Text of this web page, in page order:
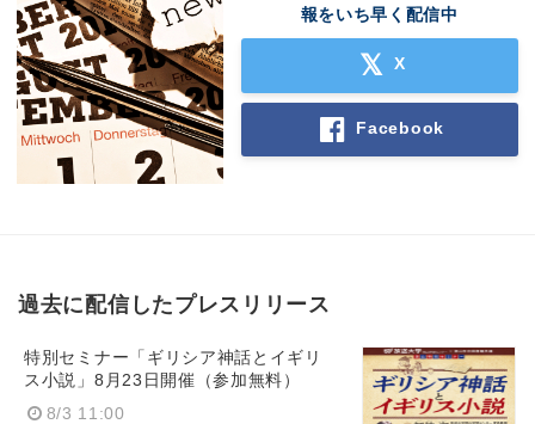
報をいち早く配信中
X
Facebook
過去に配信したプレスリリース
特別セミナー「ギリシア神話とイギリ
ス小説」8月23日開催（参加無料）
8/3 11:00